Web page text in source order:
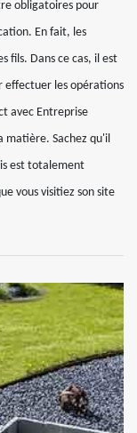
obligatoires pour
En fait, les
fils. Dans ce cas, il est
effectuer les opérations
avec Entreprise
matière. Sachez qu'il
est totalement
vous visitiez son site